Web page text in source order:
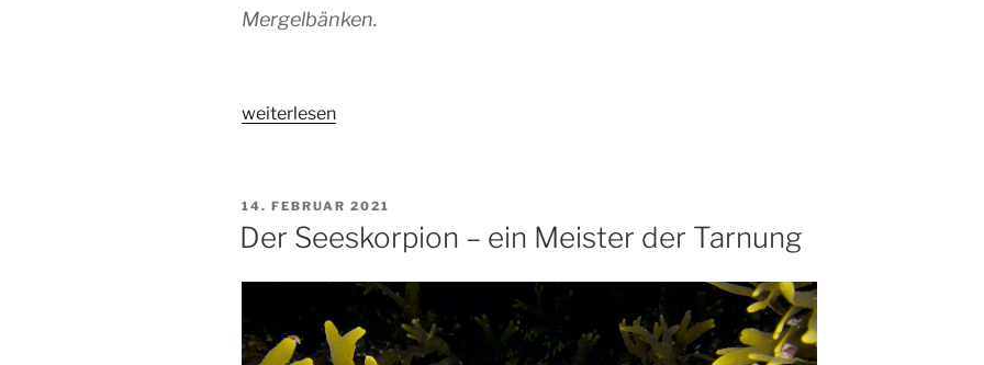
Mergelbänken.
„Halloween,
weiterlesen
VERÖFFENTLICHT
AM
14. FEBRUAR 2021
Der Seeskorpion – ein Meister der Tarnung